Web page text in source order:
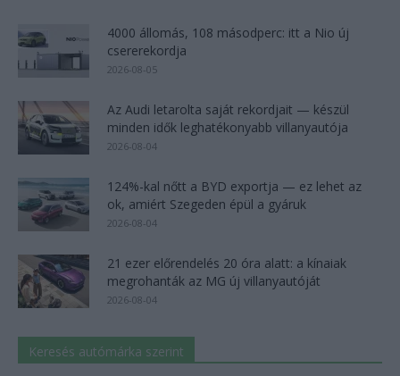
4000 állomás, 108 másodperc: itt a Nio új
csererekordja
2026-08-05
Az Audi letarolta saját rekordjait — készül
minden idők leghatékonyabb villanyautója
2026-08-04
124%-kal nőtt a BYD exportja — ez lehet az
ok, amiért Szegeden épül a gyáruk
2026-08-04
21 ezer előrendelés 20 óra alatt: a kínaiak
megrohanták az MG új villanyautóját
2026-08-04
Keresés autómárka szerint